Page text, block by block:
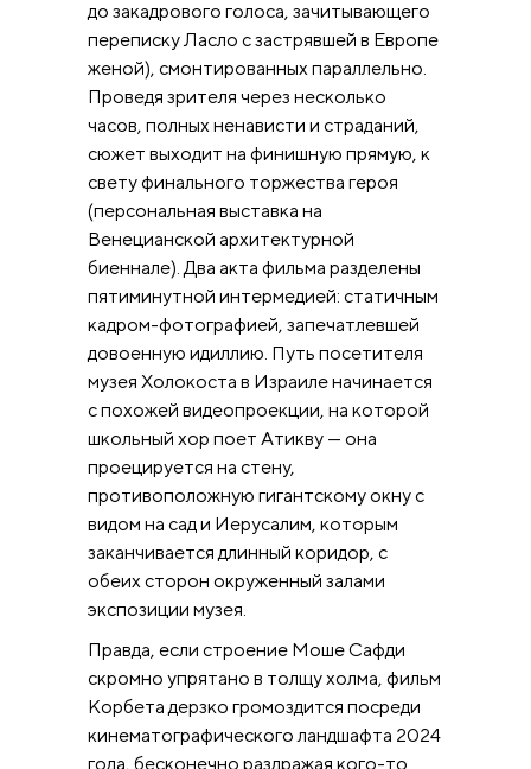
до закадрового голоса, зачитывающего
переписку Ласло с застрявшей в Европе
женой), смонтированных параллельно.
Проведя зрителя через несколько
часов, полных ненависти и страданий,
сюжет выходит на финишную прямую, к
свету финального торжества героя
(персональная выставка на
Венецианской архитектурной
биеннале). Два акта фильма разделены
пятиминутной интермедией: статичным
кадром-фотографией, запечатлевшей
довоенную идиллию. Путь посетителя
музея Холокоста в Израиле начинается
с похожей видеопроекции, на которой
школьный хор поет Атикву — она
проецируется на стену,
противоположную гигантскому окну с
видом на сад и Иерусалим, которым
заканчивается длинный коридор, с
обеих сторон окруженный залами
экспозиции музея.
Правда, если строение Моше Сафди
скромно упрятано в толщу холма, фильм
Корбета дерзко громоздится посреди
кинематографического ландшафта 2024
года, бесконечно раздражая кого-то